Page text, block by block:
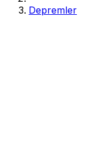
Depremler